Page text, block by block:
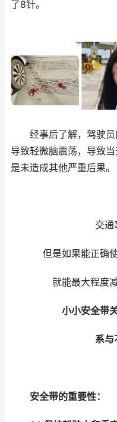
了8针。
经事后了解，驾驶员
导致轻微脑震荡，导致
是未造成其他严重后果。
交通
但是如果能正确
就能最大程度
小小安全带
系与
安全带的重要性：